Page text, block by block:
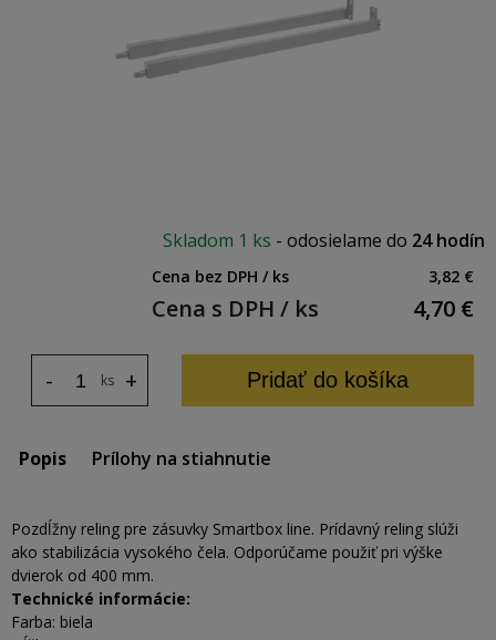
Skladom 1 ks - odosielame do 24 hodín
Cena bez DPH / ks 3,82 €
Cena s DPH / ks 4,70 €
ks +
- Pridať do košíka
Popis Prílohy na stiahnutie
Pozdĺžny reling pre zásuvky Smartbox line. Prídavný reling slúži
ako stabilizácia vysokého čela. Odporúčame použiť pri výške
dvierok od 400 mm.
Technické informácie:
Farba: biela